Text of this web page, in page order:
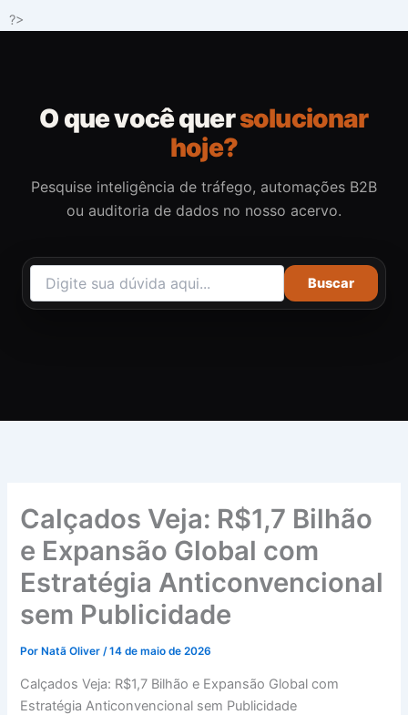
para
?>
O que você quersolucionar
hoje?
Pesquise inteligência de tráfego, automações B2B
ou auditoria de dados no nosso acervo.
Buscar
Calçados Veja: R$1,7 Bilhão
e Expansão Global com
Estratégia Anticonvencional
sem Publicidade
Por Natã Oliver/14 de maio de 2026
Calçados Veja: R$1,7 Bilhão e Expansão Global com
Estratégia Anticonvencional sem Publicidade